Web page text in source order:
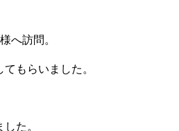
へ訪問。
もらいました。
た。